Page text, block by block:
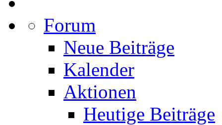
Forum
Neue Beiträge
Kalender
Aktionen
Heutige Beiträge